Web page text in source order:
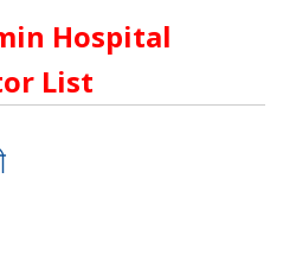
Amin Hospital
List